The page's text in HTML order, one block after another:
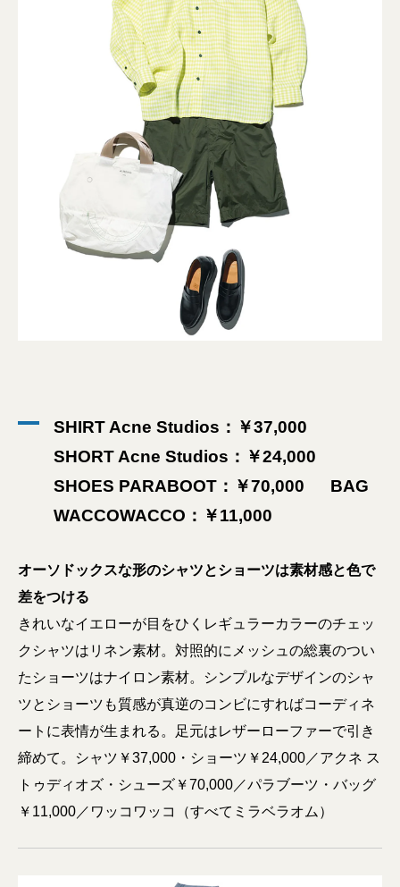
SHIRT Acne Studios：￥37,000
SHORT Acne Studios：￥24,000
SHOES PARABOOT：￥70,000 BAG
WACCOWACCO：￥11,000
オーソドックスな形のシャツとショーツは素材感と色で
差をつける
きれいなイエローが目をひくレギュラーカラーのチェッ
クシャツはリネン素材。対照的にメッシュの総裏のつい
たショーツはナイロン素材。シンプルなデザインのシャ
ツとショーツも質感が真逆のコンビにすればコーディネ
ートに表情が生まれる。足元はレザーローファーで引き
締めて。シャツ￥37,000・ショーツ￥24,000／アクネ ス
トゥディオズ・シューズ￥70,000／パラブーツ・バッグ
￥11,000／ワッコワッコ（すべてミラベラオム）